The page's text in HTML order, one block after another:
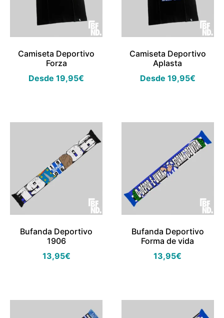
Camiseta Deportivo
Forza
Desde19,95€
Camiseta Deportivo
Aplasta
Desde 19,95€
Bufanda Deportivo
1906
13,95€
Bufanda Deportivo
Forma de vida
13,95€